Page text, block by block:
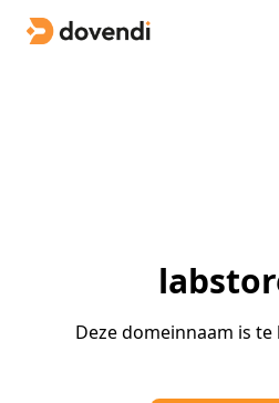
Deze domeinnaam is